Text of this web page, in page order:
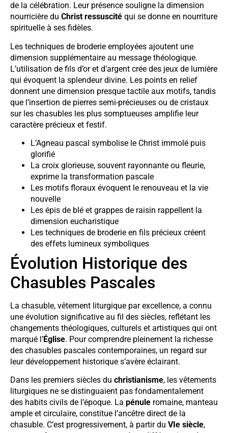
de la célébration. Leur présence souligne la dimension
nourricière du Christ ressuscité qui se donne en nourriture
spirituelle à ses fidèles.
Les techniques de broderie employées ajoutent une
dimension supplémentaire au message théologique.
L’utilisation de fils d’or et d’argent crée des jeux de lumière
qui évoquent la splendeur divine. Les points en relief
donnent une dimension presque tactile aux motifs, tandis
que l’insertion de pierres semi-précieuses ou de cristaux
sur les chasubles les plus somptueuses amplifie leur
caractère précieux et festif.
L’Agneau pascal symbolise le Christ immolé puis
glorifié
La croix glorieuse, souvent rayonnante ou fleurie,
exprime la transformation pascale
Les motifs floraux évoquent le renouveau et la vie
nouvelle
Les épis de blé et grappes de raisin rappellent la
dimension eucharistique
Les techniques de broderie en fils précieux créent
des effets lumineux symboliques
Évolution Historique des
Chasubles Pascales
La chasuble, vêtement liturgique par excellence, a connu
une évolution significative au fil des siècles, reflétant les
changements théologiques, culturels et artistiques qui ont
marqué l’Église. Pour comprendre pleinement la richesse
des chasubles pascales contemporaines, un regard sur
leur développement historique s’avère éclairant.
Dans les premiers siècles du christianisme, les vêtements
liturgiques ne se distinguaient pas fondamentalement
des habits civils de l’époque. La pénule romaine, manteau
ample et circulaire, constitue l’ancêtre direct de la
chasuble. C’est progressivement, à partir du VIe siècle,